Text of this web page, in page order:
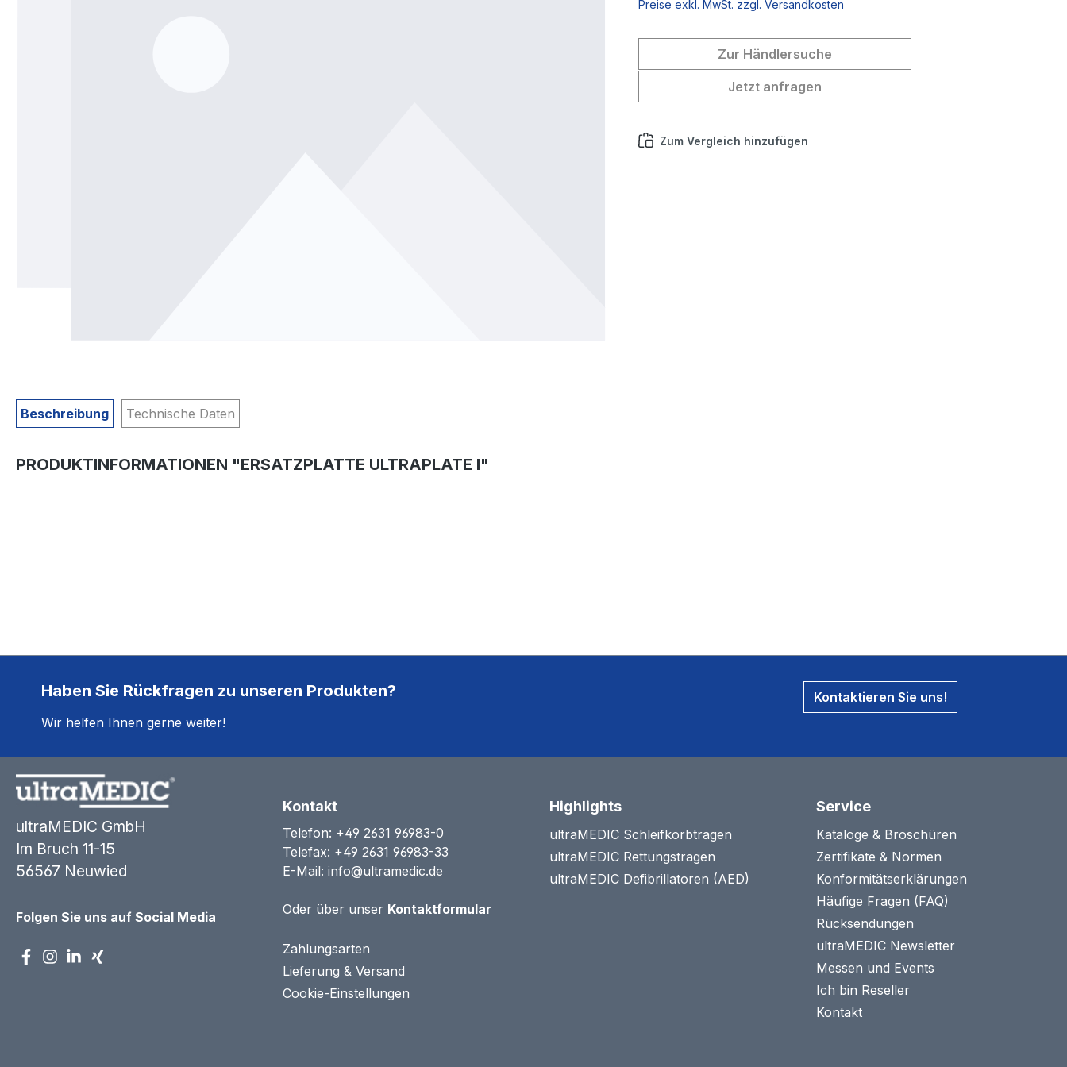
Preise exkl. MwSt. zzgl. Versandkosten
Zur Händlersuche
Jetzt anfragen
Zum Vergleich hinzufügen
Beschreibung Technische Daten
PRODUKTINFORMATIONEN "ERSATZPLATTE ULTRAPLATE I"
Haben Sie Rückfragen zu unseren Produkten?
Wir helfen Ihnen gerne weiter!
Kontaktieren Sie uns!
ultraMEDIC GmbH
Im Bruch 11-15
56567 Neuwied
Folgen Sie uns auf Social Media
Kontakt
Telefon: +49 2631 96983-0
Telefax: +49 2631 96983-33
E-Mail: info@ultramedic.de
Oder über unser Kontaktformular
Zahlungsarten
Lieferung & Versand
Cookie-Einstellungen
Highlights
ultraMEDIC Schleifkorbtragen
ultraMEDIC Rettungstragen
ultraMEDIC Defibrillatoren (AED)
Service
Kataloge & Broschüren
Zertifikate & Normen
Konformitätserklärungen
Häufige Fragen (FAQ)
Rücksendungen
ultraMEDIC Newsletter
Messen und Events
Ich bin Reseller
Kontakt